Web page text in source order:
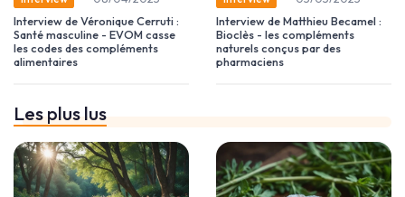
Interview de Véronique Cerruti :
Santé masculine - EVOM casse
les codes des compléments
alimentaires
Interview de Matthieu Becamel :
Bioclès - les compléments
naturels conçus par des
pharmaciens
Les plus lus